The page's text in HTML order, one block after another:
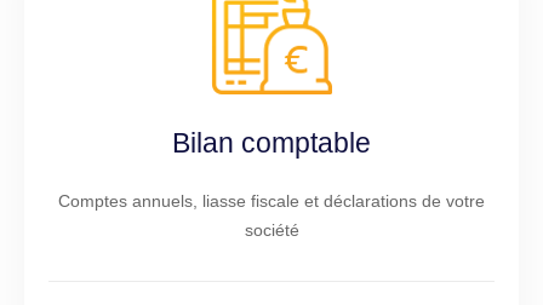
Bilan comptable
Comptes annuels, liasse fiscale et déclarations de votre
société